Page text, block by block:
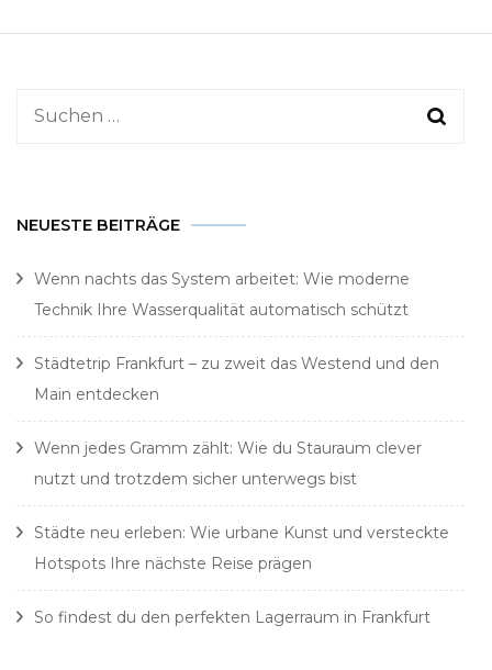
Suchen
NEUESTE BEITRÄGE
Wenn nachts das System arbeitet: Wie moderne
Technik Ihre Wasserqualität automatisch schützt
Städtetrip Frankfurt – zu zweit das Westend und den
Main entdecken
Wenn jedes Gramm zählt: Wie du Stauraum clever
nutzt und trotzdem sicher unterwegs bist
Städte neu erleben: Wie urbane Kunst und versteckte
Hotspots Ihre nächste Reise prägen
So findest du den perfekten Lagerraum in Frankfurt